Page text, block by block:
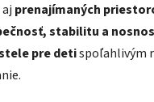
aj prenajímaných
stabilitu a
pre detispoľahlivým